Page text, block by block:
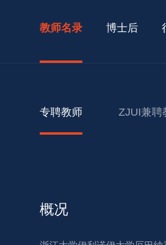
教师名录 博士后
专聘教师 ZJUI兼聘
概况